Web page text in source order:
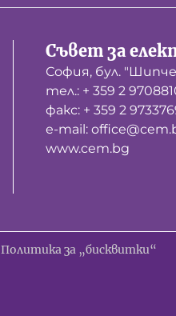
Съвет за
София, бул.
тел.: + 359 2
факс: + 359 2
е-mail:
www.cem.bg
Политика за „бисквитки“